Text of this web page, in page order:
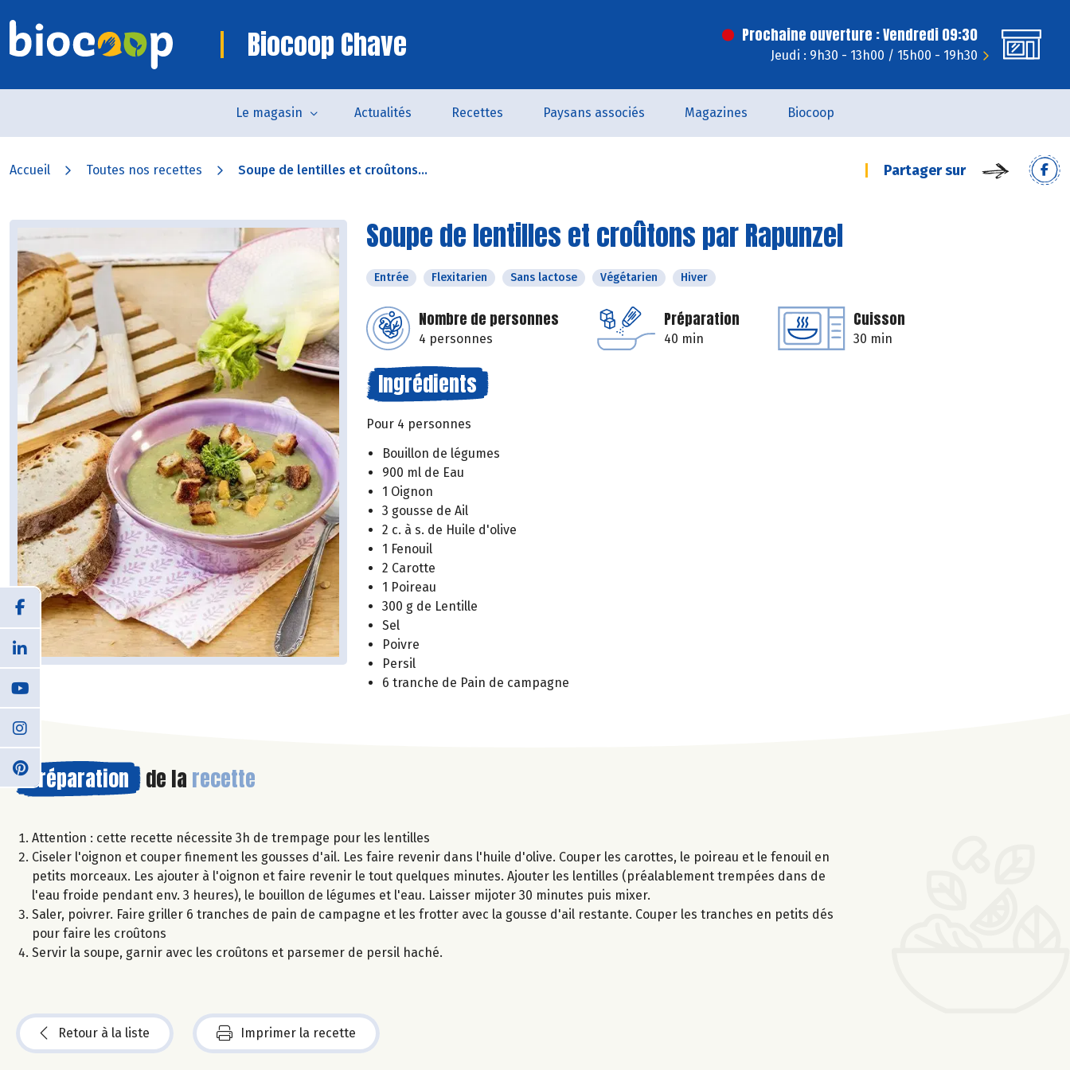
Biocoop Chave Prochaine ouverture : Vendredi 09:30
Jeudi : 9h30 - 13h00 / 15h00 - 19h30
Le magasin Actualités Recettes Paysans associés Magazines Biocoop
Accueil Toutes nos recettes Soupe de lentilles et croûtons... Partager sur
Soupe de lentilles et croûtons par Rapunzel
Entrée Flexitarien Sans lactose Végétarien Hiver
Nombre de personnes
4 personnes
Préparation
40 min
Cuisson
30 min
Ingrédients
Pour 4 personnes
Bouillon de légumes
900 ml de Eau
1 Oignon
3 gousse de Ail
2 c. à s. de Huile d'olive
1 Fenouil
2 Carotte
1 Poireau
300 g de Lentille
Sel
Poivre
Persil
6 tranche de Pain de campagne
Préparation de la recette
Attention : cette recette nécessite 3h de trempage pour les lentilles
Ciseler l'oignon et couper finement les gousses d'ail. Les faire revenir dans l'huile d'olive. Couper les carottes, le poireau et le fenouil en
petits morceaux. Les ajouter à l'oignon et faire revenir le tout quelques minutes. Ajouter les lentilles (préalablement trempées dans de
l'eau froide pendant env. 3 heures), le bouillon de légumes et l'eau. Laisser mijoter 30 minutes puis mixer.
Saler, poivrer. Faire griller 6 tranches de pain de campagne et les frotter avec la gousse d'ail restante. Couper les tranches en petits dés
pour faire les croûtons
Servir la soupe, garnir avec les croûtons et parsemer de persil haché.
Retour à la liste Imprimer la recette